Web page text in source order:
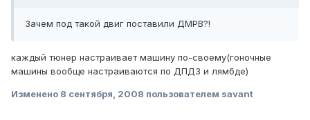
Зачем под такой двиг поставили ДМРВ?!
каждый тюнер настраивает машину по-своему(гоночные
машины вообще настраиваются по ДПДЗ и лямбде)
Изменено 8 сентября, 2008 пользователем savant